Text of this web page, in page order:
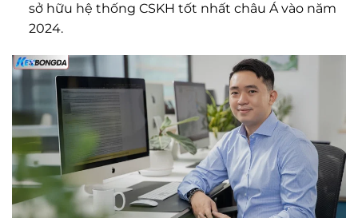
sở hữu hệ thống CSKH tốt nhất châu Á vào năm
2024.